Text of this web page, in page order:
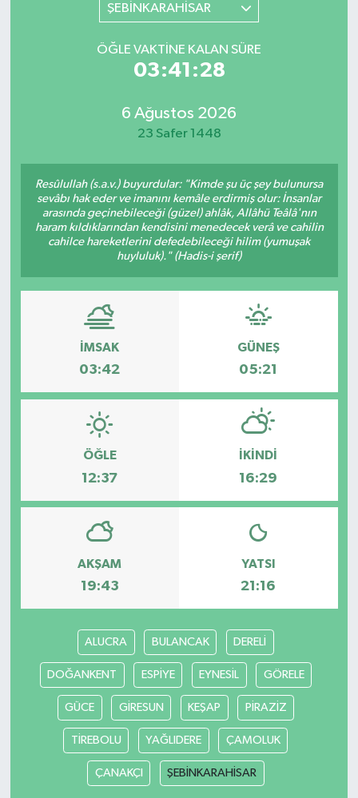
ŞEBİNKARAHİSAR
ÖĞLE VAKTINE KALAN SÜRE
03:41:28
6 Ağustos 2026
23 Safer 1448
Resûlullah (s.a.v.) buyurdular: "Kimde şu üç şey bulunursa
sevâbı hak eder ve imanını kemâle erdirmiş olur: İnsanlar
arasında geçinebileceği (güzel) ahlâk, Allâhü Teâlâ'nın
haram kıldıklarından kendisini menedecek verâ ve cahilin
cahilce hareketlerini defedebileceği hilim (yumuşak
huyluluk)." (Hadis-i şerif)
İMSAK
03:42
GÜNEŞ
05:21
ÖĞLE
12:37
İKINDI
16:29
AKŞAM
19:43
YATSI
21:16
ALUCRA BULANCAK DERELİ
DOĞANKENT ESPİYE EYNESİL GÖRELE
GÜCE GİRESUN KEŞAP PİRAZİZ
TİREBOLU YAĞLIDERE ÇAMOLUK
ÇANAKÇI ŞEBİNKARAHİSAR